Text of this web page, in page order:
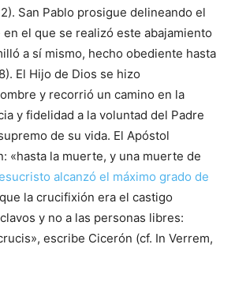
San Pablo prosigue delineando el
el que se realizó este abajamiento
a sí mismo, hecho obediente hasta
El Hijo de Dios se hizo
y recorrió un camino en la
y fidelidad a la voluntad del Padre
de su vida. El Apóstol
«hasta la muerte, y una muerte de
alcanzó el máximo grado de
la crucifixión era el castigo
y no a las personas libres:
escribe Cicerón (cf. In Verrem,